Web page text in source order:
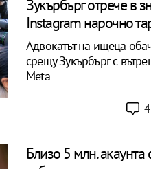
Зукърбърг отрече в
Instagram нарочно
Адвокатът на ищеца
срещу Зукърбърг с
Meta
4
Близо 5 млн. акаунта